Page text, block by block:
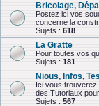
Bricolage,
Postez ici vos
concerne la
Sujets : 618
La Gratte
Pour toutes vos
Sujets : 181
Nious, Infos,
Ici vous trouverez
des Tutoriaux
Sujets : 567